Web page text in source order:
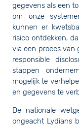
gegevens als een
om onze
kunnen er
risico ontdekken,
via een proces van
responsible
stappen
mogelijk te
en gegevens te
De nationale
ongeacht Lydians